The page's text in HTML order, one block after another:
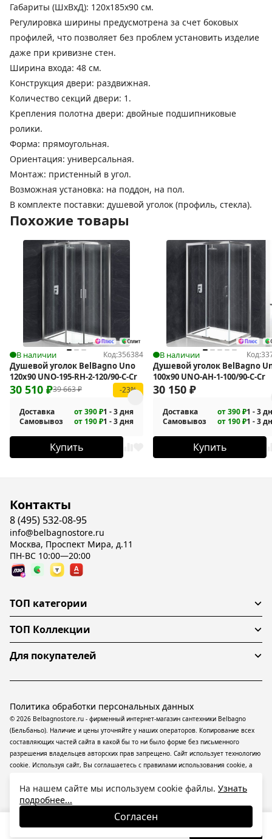
30 420₽ В корзину
Габариты (ШхВхД): 120х185х90 см.
Регулировка ширины предусмотрена за счет боковых
профилей, что позволяет без проблем установить изделие
даже при кривизне стен.
Ширина входа: 48 см.
Конструкция двери: раздвижная.
Количество секций двери: 1.
Крепления полотна двери: двойные подшипниковые
ролики.
Форма: прямоугольная.
Ориентация: универсальная.
Монтаж: пристенный в угол.
Возможная установка: на поддон, на пол.
В комплекте поставки: душевой уголок (профиль, стекла).
Похожие товары
В наличии Код:356384
Душевой уголок BelBagno Uno
120х90 UNO-195-RH-2-120/90-C-Cr
39 663₽
30 510 ₽ -23%
Доставка от 390 ₽1 - 3 дня
Самовывоз
от 190 ₽1 - 3 дня
Купить
В наличии Код:
Душевой уголок BelBagno
100х90 UNO-AH-1-100/90-C-Cr
30 150 ₽
Доставка от 390 ₽1 - 3
Самовывоз
от 190 ₽1 - 3
Купить
Контакты
8 (495) 532-08-95
info@belbagnostore.ru
Москва, Проспект Мира, д.11
ПН-ВС 10:00—20:00
ТОП категории
ТОП Коллекции
Для покупателей
© 2026 Belbagnostore.ru - фирменный интернет-магазин сантехники Belbagno
(Бельбаньо). Наличие и цены уточняйте у наших операторов. Копирование всех
составляющих частей сайта в какой бы то ни было форме без письменного
разрешения владельцев авторских прав запрещено. Сайт использует технологию
cookie. Используя сайт, Вы соглашаетесь с правилами использования cookie, а
ресурсе применяютсярекомендательные технологии(информационные
технологии предоставления информации на основе сбора, систематизации и
анализа сведений, относящихся к предпочтениям пользователей сети
«Интернет», находящихся на территории Российской Федерации).
Политика обработки персональных данных
На нашем сайте мы используем cookie файлы. Узнать
подробнее...
Согласен